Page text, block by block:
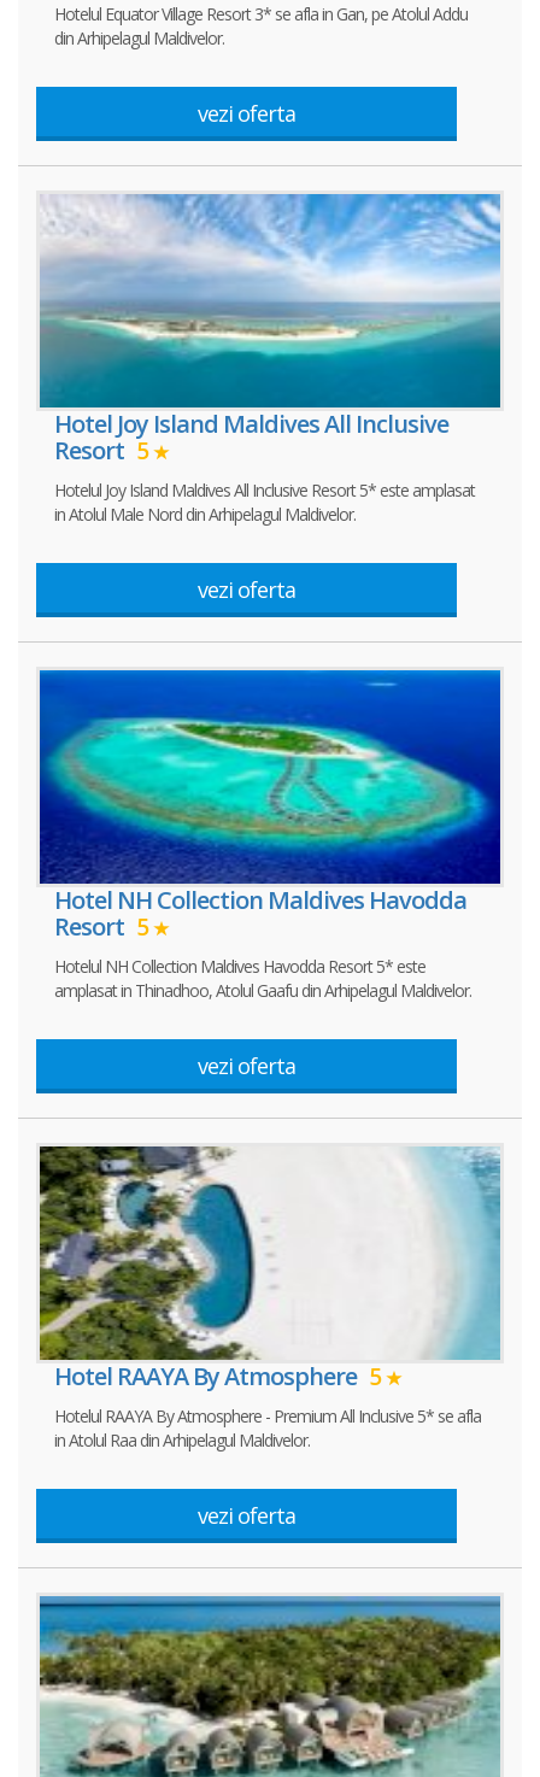
Hotelul Equator Village Resort 3* se afla in Gan, pe Atolul Addu
din Arhipelagul Maldivelor.
vezi oferta
Hotel Joy Island Maldives All Inclusive
Resort 5
Hotelul Joy Island Maldives All Inclusive Resort 5* este amplasat
in Atolul Male Nord din Arhipelagul Maldivelor.
vezi oferta
Hotel NH Collection Maldives Havodda
Resort 5
Hotelul NH Collection Maldives Havodda Resort 5* este
amplasat in Thinadhoo, Atolul Gaafu din Arhipelagul Maldivelor.
vezi oferta
Hotel RAAYA By Atmosphere 5
Hotelul RAAYA By Atmosphere - Premium All Inclusive 5* se afla
in Atolul Raa din Arhipelagul Maldivelor.
vezi oferta